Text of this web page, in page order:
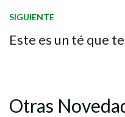
SIGUIENTE
Este es un té que
Otras